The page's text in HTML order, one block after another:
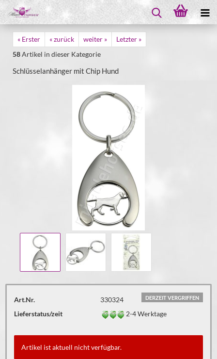
« Erster « zurück weiter »
Letzter »
58Artikel in dieser Kategorie
Schlüsselanhänger mit Chip Hund
DERZEIT VERGRIFFEN
Art.Nr.
330324
Lieferstatus/zeit
2-4 Werktage
Artikel ist aktuell nicht verfügbar.